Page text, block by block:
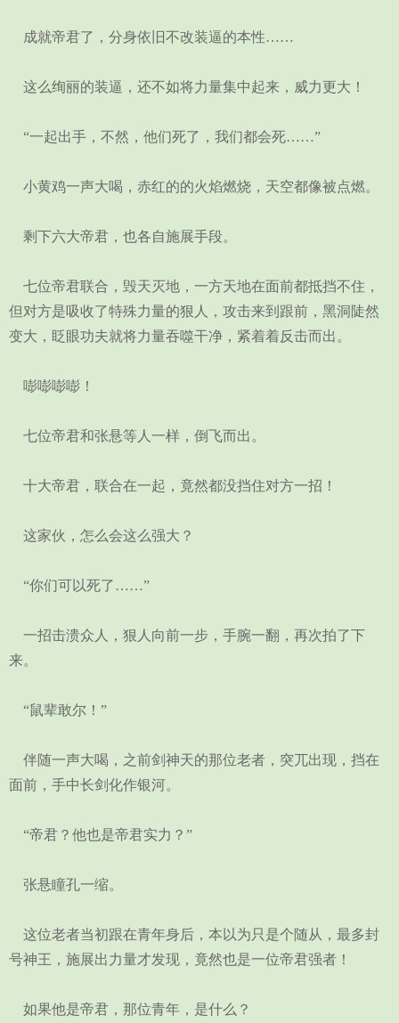
成就帝君了，分身依旧不改装逼的本性……
这么绚丽的装逼，还不如将力量集中起来，威力更大！
“一起出手，不然，他们死了，我们都会死……”
小黄鸡一声大喝，赤红的的火焰燃烧，天空都像被点燃。
剩下六大帝君，也各自施展手段。
七位帝君联合，毁天灭地，一方天地在面前都抵挡不住，
但对方是吸收了特殊力量的狠人，攻击来到跟前，黑洞陡然
变大，眨眼功夫就将力量吞噬干净，紧着着反击而出。
嘭嘭嘭嘭！
七位帝君和张悬等人一样，倒飞而出。
十大帝君，联合在一起，竟然都没挡住对方一招！
这家伙，怎么会这么强大？
“你们可以死了……”
一招击溃众人，狠人向前一步，手腕一翻，再次拍了下
来。
“鼠辈敢尔！”
伴随一声大喝，之前剑神天的那位老者，突兀出现，挡在
面前，手中长剑化作银河。
“帝君？他也是帝君实力？”
张悬瞳孔一缩。
这位老者当初跟在青年身后，本以为只是个随从，最多封
号神王，施展出力量才发现，竟然也是一位帝君强者！
如果他是帝君，那位青年，是什么？